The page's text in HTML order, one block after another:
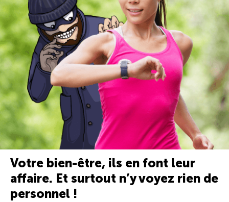
Votre bien-être, ils en font leur
affaire. Et surtout n’y voyez rien de
personnel !